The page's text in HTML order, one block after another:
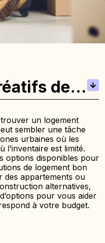
de
du
trouver un logement
sembler une tâche
urbaines où les
l’inventaire est limité.
options disponibles pour
de logement bon
des appartements ou
alternatives,
pour vous aider
à votre budget.